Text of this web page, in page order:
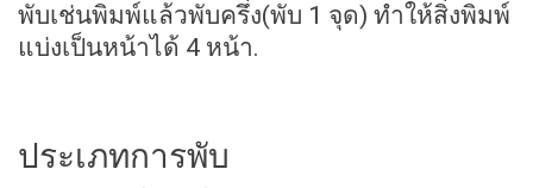
พับเช่นพิมพ์แล้วพับครึ่ง(พับ 1 จุด) ทำให้สิ่งพิมพ์
แบ่งเป็นหน้าได้ 4 หน้า.
ประเภทการพับ